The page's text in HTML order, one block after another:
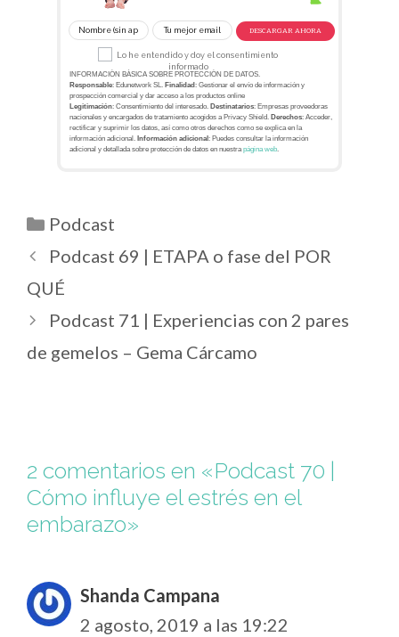
INFORMACIÓN BÁSICA SOBRE PROTECCIÓN DE DATOS.
Responsable: Edunetwork SL. Finalidad : Gestionar el envío de información y
prospección comercial y dar acceso a los productos online
Legitimación: Consentimiento del interesado. Destinatarios: Empresas proveedoras
nacionales y encargados de tratamiento acogidos a Privacy Shield. Derechos: Acceder,
rectificar y suprimir los datos, así como otros derechos como se explica en la
información adicional. Información adicional: Puedes consultar la información
adicional y detallada sobre protección de datos en nuestrapágina web.
Lo he entendido y doy el consentimiento
informado
DESCARGAR AHORA
Podcast
Podcast 69 | ETAPA o fase del POR
QUÉ
Podcast 71 | Experiencias con 2 pares
de gemelos – Gema Cárcamo
2 comentarios en «Podcast 70 |
Cómo influye el estrés en el
embarazo»
Shanda Campana
2 agosto, 2019 a las 19:22